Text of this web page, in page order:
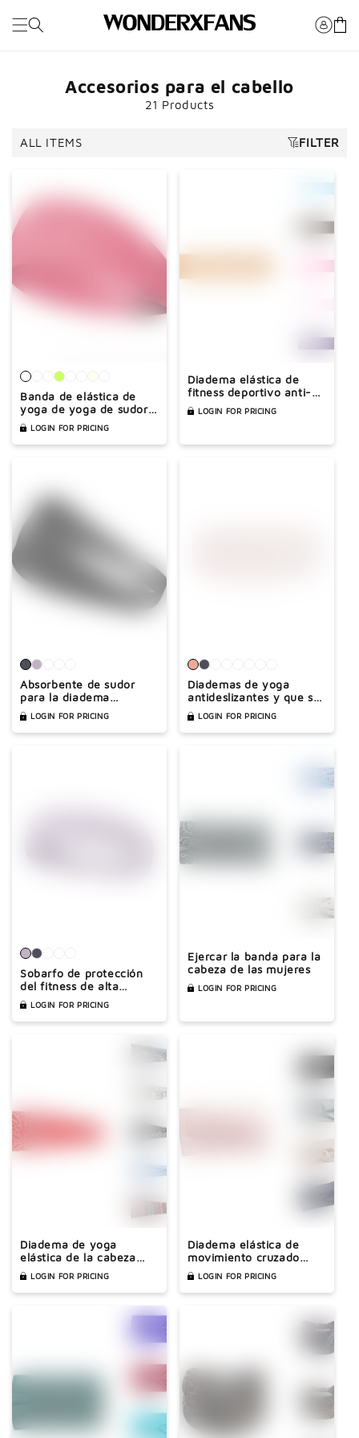
contenido
Carro
Accesorios para el cabello
21 Products
ALL ITEMS FILTER
Banda de elástica de
yoga de yoga de sudor
sólido de color sudor
LOGIN FOR PRICING
Diadema elástica de
fitness deportivo anti-
slipLOGIN FOR PRICING
Absorbente de sudor
para la diadema
deportiva de primavera
y verano
LOGIN FOR PRICING
Diademas de yoga
antideslizantes y que se
ajustan el sudor
LOGIN FOR PRICING
Sobarfo de protección
del fitness de alta
elasticidad
LOGIN FOR PRICING
Ejercar la banda para la
cabeza de las mujeres
LOGIN FOR PRICING
Diadema de yoga
elástica de la cabeza
bohemia
LOGIN FOR PRICING
Diadema elástica de
movimiento cruzado
cruzado
LOGIN FOR PRICING